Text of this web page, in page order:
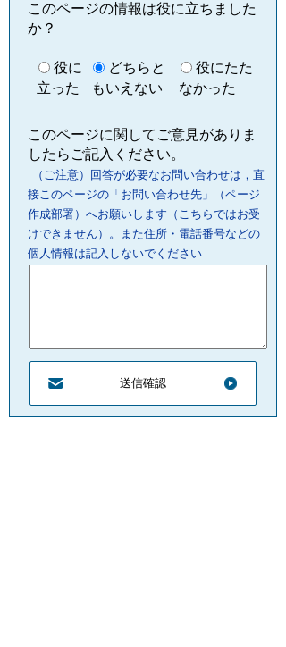
このページの情報は役に立ちました
か？
役に
立った
どちらと
もいえない
役にたた
なかった
このページに関してご意見がありま
したらご記入ください。
（ご注意）回答が必要なお問い合わせは，直
接このページの「お問い合わせ先」（ページ
作成部署）へお願いします（こちらではお受
けできません）。また住所・電話番号などの
個人情報は記入しないでください